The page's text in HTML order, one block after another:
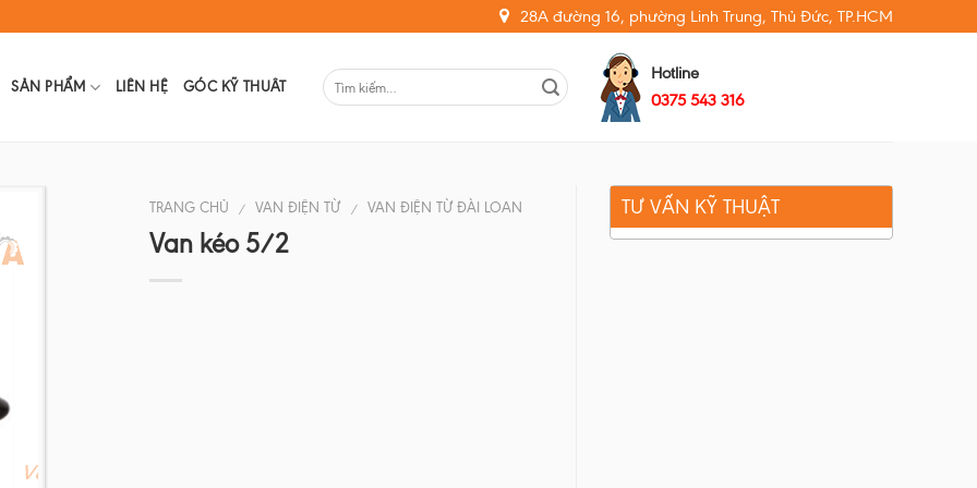
28A đường 16, phường Linh Trung, Thủ Đức, TP.HCM
SẢN PHẨM LIÊN HỆ GÓC KỸ THUÂT
Hotline
0375 543 316
TRANG CHỦ / VAN ĐIỆN TỪ / VAN ĐIỆN TỪ ĐÀI LOAN
Van kéo 5/2
TƯ VẤN KỸ THUẬT